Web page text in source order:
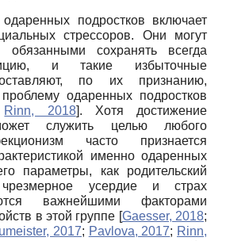
подростков включает
стрессоров. Они могут
обязанными сохранять всегда
и такие избыточные
по их признанию,
одаренных подростков
Rinn, 2018]. Хотя достижение
служить целью любого
часто признается
именно одаренных
параметры, как родительский
чрезмерное усердие и страх
важнейшими факторами
в этой группе [Gaesser, 2018;
2017; Pavlova, 2017; Rinn,